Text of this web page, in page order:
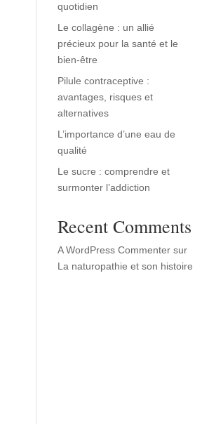
quotidien
Le collagène : un allié
précieux pour la santé et le
bien-être
Pilule contraceptive :
avantages, risques et
alternatives
L’importance d’une eau de
qualité
Le sucre : comprendre et
surmonter l’addiction
Recent Comments
A WordPress Commenter sur
La naturopathie et son histoire